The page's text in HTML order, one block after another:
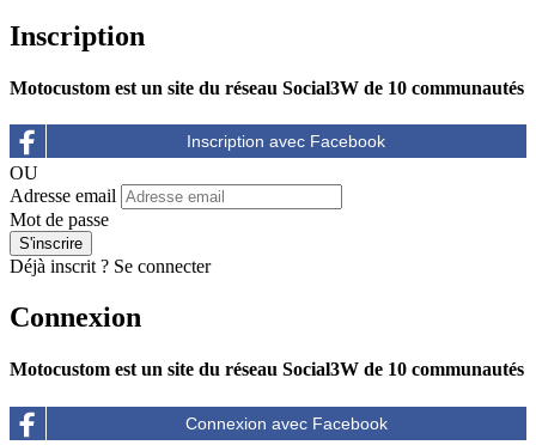
Inscription
Motocustom est un site du réseau Social3W de 10 communautés
OU
Adresse email
Mot de passe
Déjà inscrit ? Se connecter
Connexion
Motocustom est un site du réseau Social3W de 10 communautés